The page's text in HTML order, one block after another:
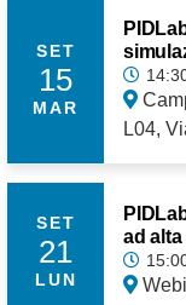
SET
15
MAR
L04,
SET
21
LUN
ad